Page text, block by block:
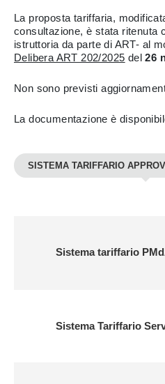
La proposta tariffaria,
consultazione, è stata ritenuta
istruttoria da parte di ART- al
Delibera ART 202/2025 del26
Non sono previsti
La documentazione è
SISTEMA TARIFFARIO
Sistema tariffario
Sistema Tariffario